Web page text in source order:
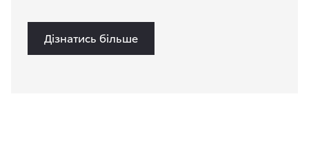
Дізнатись більше